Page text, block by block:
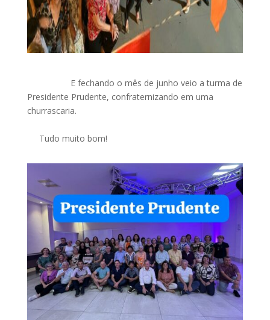
E fechando o mês de junho veio a turma de
Presidente Prudente, confraternizando em uma
churrascaria.
Tudo muito bom!